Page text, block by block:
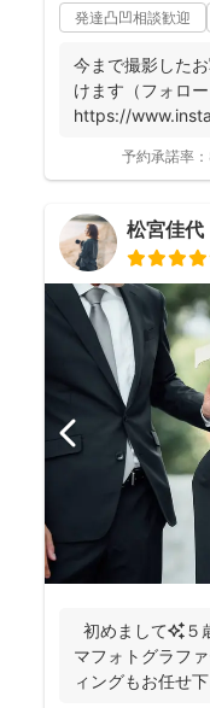
発達凸凹相談歓迎
今まで撮影した
けます（フォロ
https://
予約承諾率：
松宮佳代
初めまして✨５
マフォトグラフ
ィングもお任せ